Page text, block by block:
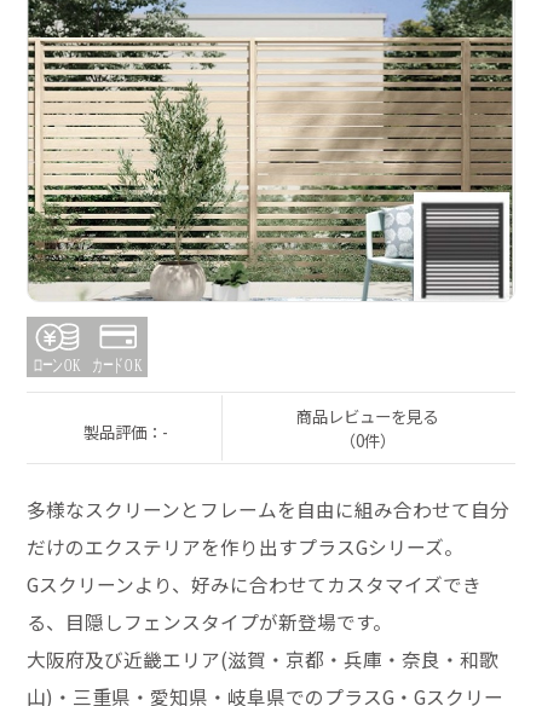
製品評価：-
商品レビューを見る
（0件）
多様なスクリーンとフレームを自由に組み合わせて自分
だけのエクステリアを作り出すプラスGシリーズ。
Gスクリーンより、好みに合わせてカスタマイズでき
る、目隠しフェンスタイプが新登場です。
大阪府及び近畿エリア(滋賀・京都・兵庫・奈良・和歌
山)・三重県・愛知県・岐阜県でのプラスG・Gスクリー